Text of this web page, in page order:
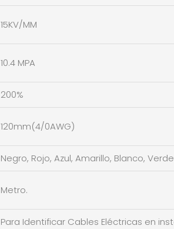
15KV/MM
10.4 MPA
200%
120mm(4/0AWG)
Negro, Rojo, Azul, Amarillo, Blanco,
Metro.
Para Identificar Cables Eléctricas en